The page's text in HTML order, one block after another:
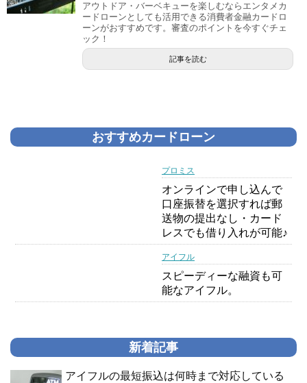
アウトドア・バーベキューを楽しむならエンタメカ
ードローンとしても活用できる消費者金融カードロ
ーンがおすすめです。審査のポイントを今すぐチェ
ック！
記事を読む
おすすめカードローン
プロミス
オンラインで申し込んで
口座振替を選択すれば郵
送物の提出なし・カード
レスでも借り入れが可能♪
アイフル
スピーディーな融資も可
能なアイフル。
新着記事
アイフルの最短振込は何時まで対応している